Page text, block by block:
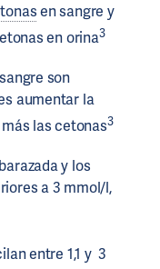
en sangre y
en orina3
son
aumentar la
las cetonas3
y los
a 3 mmol/l,
entre 1,1 y 3